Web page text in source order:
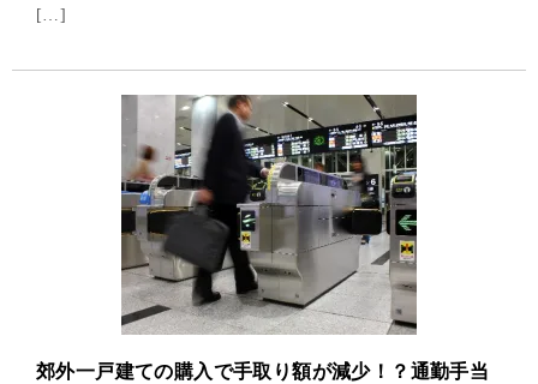
[…]
郊外一戸建ての購入で手取り額が減少！？通勤手当